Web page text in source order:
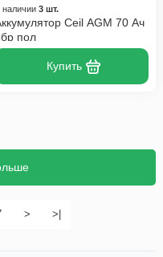
наличии 3 шт.
Ceil AGM 70 Ач
пол
Купить
> >|